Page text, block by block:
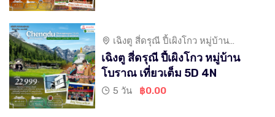
เฉิงตู สี่ดรุณี ปี้เผิงโกว หมู่บ้าน
โบราณ เที่ยวเต็ม
เฉิงตู สี่ดรุณี ปี้เผิงโกว หมู่บ้าน
โบราณ เที่ยวเต็ม 5D 4N
5 วัน ฿0.00